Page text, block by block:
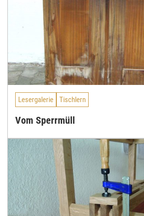
Lesergalerie Tischlern
Vom Sperrmüll